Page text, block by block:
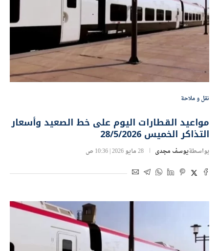
نقل و ملاحة
مواعيد القطارات اليوم على خط الصعيد وأسعار
التذاكر الخميس 28/5/2026
بواسطةيوسف مجدى 28 مايو 2026 | 10:36 ص